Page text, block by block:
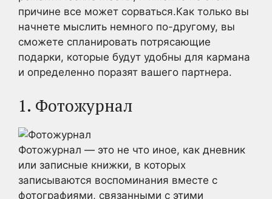
причине все может сорваться.Как только вы
начнете мыслить немного по-другому, вы
сможете спланировать потрясающие
подарки, которые будут удобны для кармана
и определенно поразят вашего партнера.
1. Фотожурнал
Фотожурнал — это не что иное, как дневник
или записные книжки, в которых
записываются воспоминания вместе с
фотографиями, связанными с этими